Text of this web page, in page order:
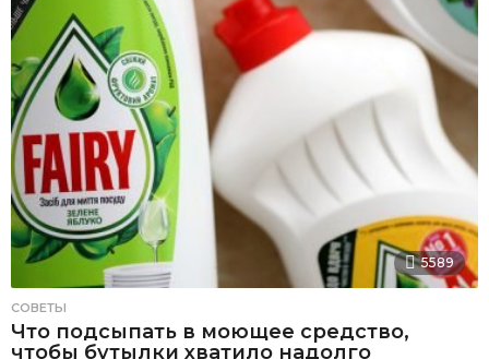
5589
СОВЕТЫ
Что подсыпать в моющее средство,
чтобы бутылки хватило надолго